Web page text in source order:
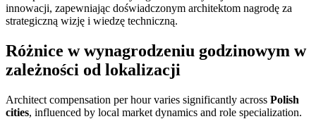
innowacji, zapewniając doświadczonym architektom nagrodę za
strategiczną wizję i wiedzę techniczną.
Różnice w wynagrodzeniu godzinowym w
zależności od lokalizacji
Architect compensation per hour varies significantly across Polish
cities, influenced by local market dynamics and role specialization.